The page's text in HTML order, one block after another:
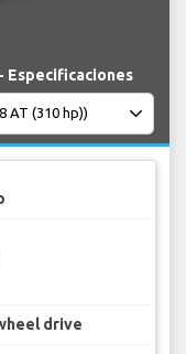
Especificaciones
drive